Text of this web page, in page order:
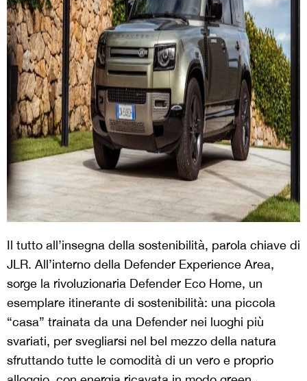
Il tutto all’insegna della sostenibilità, parola chiave di
JLR. All’interno della Defender Experience Area,
sorge la rivoluzionaria Defender Eco Home, un
esemplare itinerante di sostenibilità: una piccola
“casa” trainata da una Defender nei luoghi più
svariati, per svegliarsi nel bel mezzo della natura
sfruttando tutte le comodità di un vero e proprio